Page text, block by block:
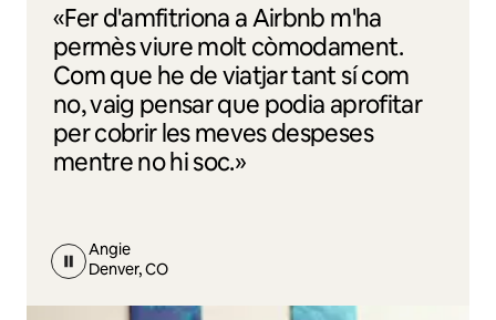
«Fer d'amfitriona a Airbnb m'ha
permès viure molt còmodament.
Com que he de viatjar tant sí com
no, vaig pensar que podia aprofitar
per cobrir les meves despeses
mentre no hi soc.»
Angie
Denver, CO